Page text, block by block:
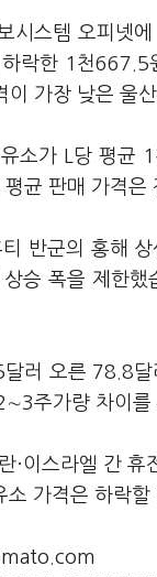
시스템 오피넷
락한 1천667.5
가장 낮은 울
소가 L당 평균
균 판매 가격
반군의 홍해
승 폭을 제한
러 오른 78.8
주가량 차이를
·이스라엘 간
가격은 하락